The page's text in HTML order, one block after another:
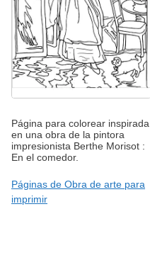
Página para colorear inspirada
en una obra de la pintora
impresionista Berthe Morisot :
En el comedor.
Páginas de Obra de arte para
imprimir